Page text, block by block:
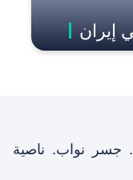
إيران
جسر نواب. ناصية